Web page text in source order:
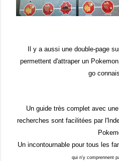
Il y a aussi une double-page
permettentd'attraper un
go co
Un guide très completavec une
recherches sont facilitées par
Un incontournable pour tous les
qui n'y comprennent